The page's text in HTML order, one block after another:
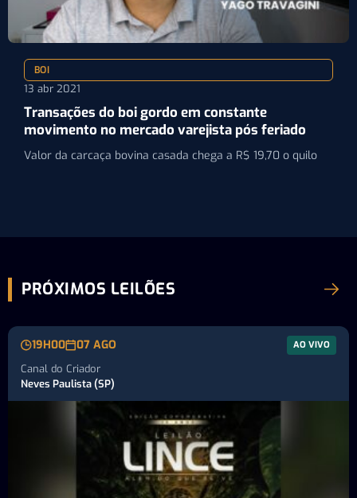
BOI
13 abr 2021
Transações do boi gordo em constante
movimento no mercado varejista pós feriado
Valor da carcaça bovina casada chega a R$ 19,70 o quilo
PRÓXIMOS LEILÕES
19H00 07 AGO AO VIVO
Canal do Criador
Neves Paulista (SP)